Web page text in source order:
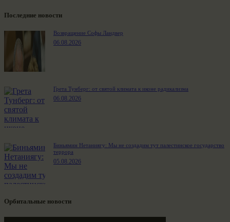
Последние новости
Возвращение Софы Ландвер
06.08.2026
Грета Тунберг: от святой климата к иконе радикализма
06.08.2026
Биньямин Нетаниягу: Мы не создадим тут палестинское государство
террора
05.08.2026
Орбитальные новости